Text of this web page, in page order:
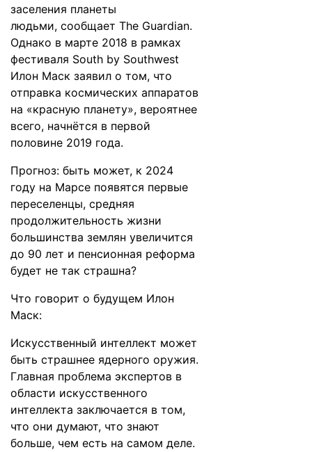
заселения планеты
людьми, сообщает The Guardian.
Однако в марте 2018 в рамках
фестиваля South by Southwest
Илон Маск заявил о том, что
отправка космических аппаратов
на «красную планету», вероятнее
всего, начнётся в первой
половине 2019 года.
Прогноз: быть может, к 2024
году на Марсе появятся первые
переселенцы, средняя
продолжительность жизни
большинства землян увеличится
до 90 лет и пенсионная реформа
будет не так страшна?
Что говорит о будущем Илон
Маск:
Искусственный интеллект может
быть страшнее ядерного оружия.
Главная проблема экспертов в
области искусственного
интеллекта заключается в том,
что они думают, что знают
больше, чем есть на самом деле.